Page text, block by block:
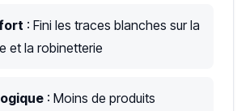
: Fini les traces blanches sur la
et la robinetterie
: Moins de produits